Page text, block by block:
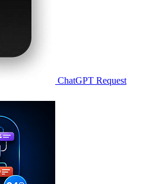
ChatGPT Request